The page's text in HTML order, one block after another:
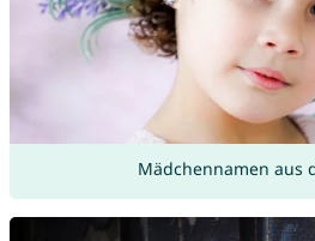
Mädchennamen aus